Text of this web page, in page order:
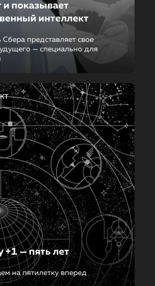
и показывает
интеллект
Сбера представляет свое
— специально для
+1 — пять лет
на пятилетку вперед